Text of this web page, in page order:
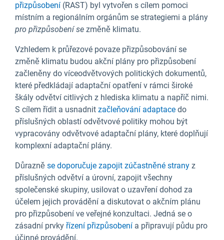
přizpůsobení (RAST) byl vytvořen s cílem pomoci
místním a regionálním orgánům se strategiemi a plány
pro přizpůsobení se změně klimatu.
Vzhledem k průřezové povaze přizpůsobování se
změně klimatu budou akční plány pro přizpůsobení
začleněny do víceodvětvových politických dokumentů,
které předkládají adaptační opatření v rámci široké
škály odvětví citlivých z hlediska klimatu a napříč nimi.
S cílem řídit a usnadnit začleňování adaptace do
příslušných oblastí odvětvové politiky mohou být
vypracovány odvětvové adaptační plány, které doplňují
komplexní adaptační plány.
Důrazně se doporučuje zapojit zúčastněné strany z
příslušných odvětví a úrovní, zapojit všechny
společenské skupiny, usilovat o uzavření dohod za
účelem jejich provádění a diskutovat o akčním plánu
pro přizpůsobení ve veřejné konzultaci. Jedná se o
zásadní prvky řízení přizpůsobení a připravují půdu pro
účinné provádění.